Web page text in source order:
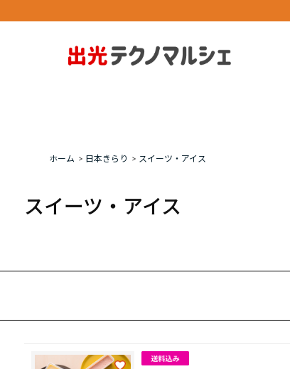
ホーム > 日本きらり > スイーツ・アイス
スイーツ・アイス